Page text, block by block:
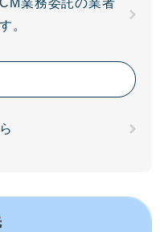
業務委託の業者
。